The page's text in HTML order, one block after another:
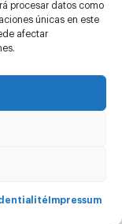
procesar datos como
únicas en este
afectar
Impressum